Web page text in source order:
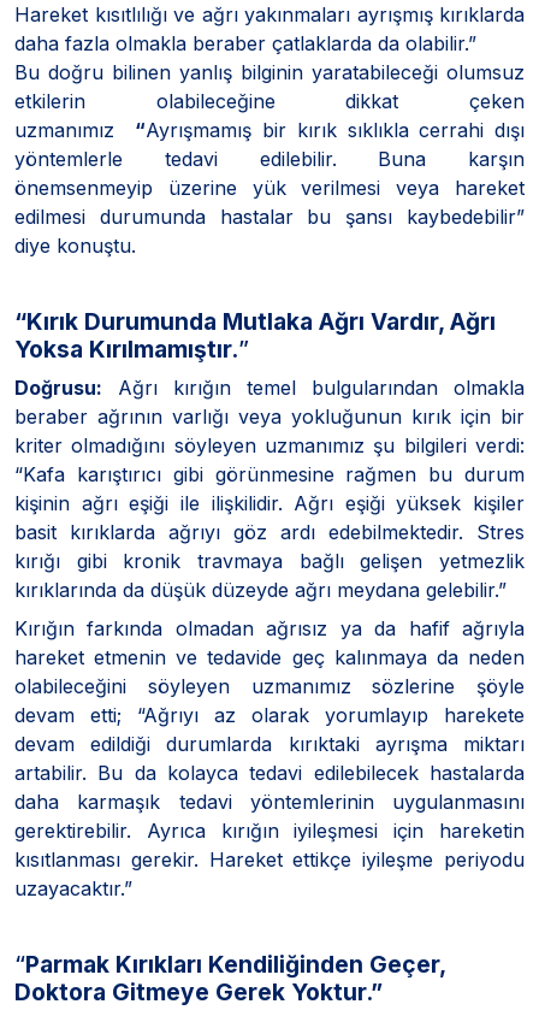
Hareket kısıtlılığı ve ağrı yakınmaları ayrışmış kırıklarda
daha fazla olmakla beraber çatlaklarda da olabilir.”
Bu doğru bilinen yanlış bilginin yaratabileceği olumsuz
etkilerin olabileceğine dikkat çeken
uzmanımız “Ayrışmamış bir kırık sıklıkla cerrahi dışı
yöntemlerle tedavi edilebilir. Buna karşın
önemsenmeyip üzerine yük verilmesi veya hareket
edilmesi durumunda hastalar bu şansı kaybedebilir”
diye konuştu.
“Kırık Durumunda Mutlaka Ağrı Vardır, Ağrı
Yoksa Kırılmamıştır.”
Doğrusu: Ağrı kırığın temel bulgularından olmakla
beraber ağrının varlığı veya yokluğunun kırık için bir
kriter olmadığını söyleyen uzmanımız şu bilgileri verdi:
“Kafa karıştırıcı gibi görünmesine rağmen bu durum
kişinin ağrı eşiği ile ilişkilidir. Ağrı eşiği yüksek kişiler
basit kırıklarda ağrıyı göz ardı edebilmektedir. Stres
kırığı gibi kronik travmaya bağlı gelişen yetmezlik
kırıklarında da düşük düzeyde ağrı meydana gelebilir.”
Kırığın farkında olmadan ağrısız ya da hafif ağrıyla
hareket etmenin ve tedavide geç kalınmaya da neden
olabileceğini söyleyen uzmanımız sözlerine şöyle
devam etti; “Ağrıyı az olarak yorumlayıp harekete
devam edildiği durumlarda kırıktaki ayrışma miktarı
artabilir. Bu da kolayca tedavi edilebilecek hastalarda
daha karmaşık tedavi yöntemlerinin uygulanmasını
gerektirebilir. Ayrıca kırığın iyileşmesi için hareketin
kısıtlanması gerekir. Hareket ettikçe iyileşme periyodu
uzayacaktır.”
“Parmak Kırıkları Kendiliğinden Geçer,
Doktora Gitmeye Gerek Yoktur.”